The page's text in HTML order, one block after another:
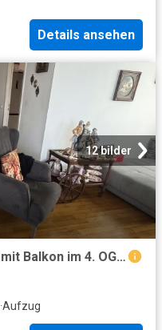
Details ansehen
12 bilder
Elegante 3 Zimmer Wohnung mit Balkon im 4. OG in Sachsenhausen Nord
·Aufzug